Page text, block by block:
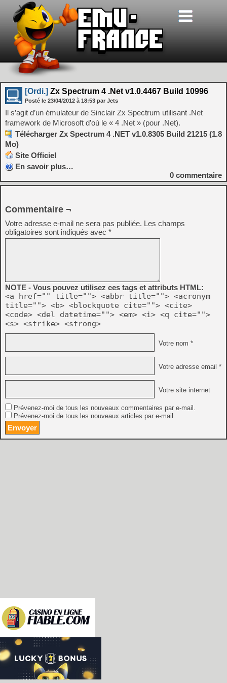
[Ordi.] Zx Spectrum 4 .Net v1.0.4467 Build 10996
Posté le 23/04/2012 à 18:53 par Jets
Il s’agit d’un émulateur de Sinclair Zx Spectrum utilisant .Net
framework de Microsoft d’où le « 4 .Net » (pour .Net).
Télécharger Zx Spectrum 4 .NET v1.0.8305 Build 21215 (1.8
Mo)
Site Officiel
En savoir plus…
0 commentaire
Commentaire ¬
Votre adresse e-mail ne sera pas publiée. Les champs
obligatoires sont indiqués avec *
NOTE - Vous pouvez utilisez ces tags et attributs HTML:
<a href="" title=""> <abbr title=""> <acronym
title=""> <b> <blockquote cite=""> <cite>
<code> <del datetime=""> <em> <i> <q cite="">
<s> <strike> <strong>
Votre nom *
Votre adresse email *
Votre site internet
Prévenez-moi de tous les nouveaux commentaires par e-mail.
Prévenez-moi de tous les nouveaux articles par e-mail.